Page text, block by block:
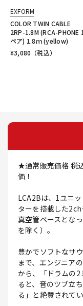
EXFORM
COLOR TWIN CABLE
2RP-1.8M (RCA-PHONE
ペア) 1.8ｍ (yellow)
¥3,080 （税込）
★通常販売価格 税
価！
LCA2Bは、1ユニ
ターを搭載した
真空管ベースとな
を除く）。
豊かでソフトなサ
まで、エンジニア
から、「ドラムの
ると、音のツブ立
る」と絶賛されてい